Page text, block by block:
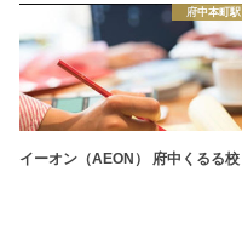
府中本町駅
イーオン（AEON） 府中くるる校